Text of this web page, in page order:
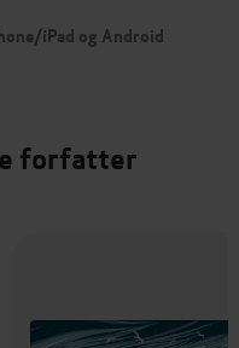
iPad og Android
forfatter